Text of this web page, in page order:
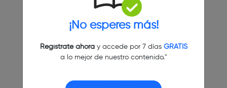
¡No esperes más!
Regístrate ahoray accede por 7 días GRATIS
a lo mejor de nuestro contenido."